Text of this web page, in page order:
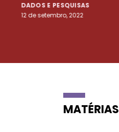
DADOS E PESQUISAS
12 de setembro, 2022
MATÉRIAS